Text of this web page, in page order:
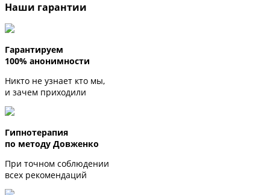
Наши гарантии
Гарантируем
100% анонимности
Никто не узнает кто мы,
и зачем приходили
Гипнотерапия
по методу Довженко
При точном соблюдении
всех рекомендаций